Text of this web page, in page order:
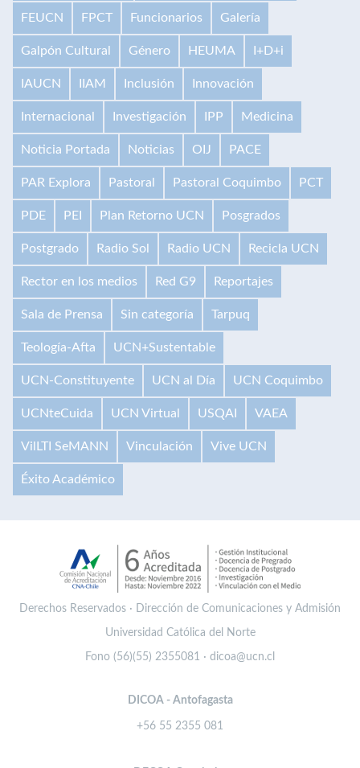
FEUCN FPCT Funcionarios Galería
Galpón Cultural Género HEUMA I+D+i
IAUCN IIAM Inclusión Innovación
Internacional Investigación IPP Medicina
Noticia Portada Noticias OIJ PACE
PAR Explora Pastoral Pastoral Coquimbo PCT
PDE PEI Plan Retorno UCN Posgrados
Postgrado Radio Sol Radio UCN Recicla UCN
Rector en los medios Red G9 Reportajes
Sala de Prensa Sin categoría Tarpuq
Teología-Afta UCN+Sustentable
UCN-Constituyente UCN al Día UCN Coquimbo
UCNteCuida UCN Virtual USQAI VAEA
VilLTI SeMANN Vinculación Vive UCN
Éxito Académico
Derechos Reservados · Dirección de Comunicaciones y Admisión
Universidad Católica del Norte
Fono (56)(55) 2355081 · dicoa@ucn.cl
DICOA - Antofagasta
+56 55 2355 081